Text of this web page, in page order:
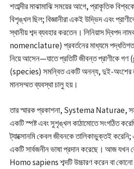
শতাব্দীর মাঝামাঝি সময়ের আগে, প্রাকৃতিক
বিশৃঙ্খল ছিল; বিজ্ঞানীরা একই উদ্ভিদ এবং
স্থানীয় শব্দ ব্যবহার করতেন। লিনিয়াস দ্বিপদ
nomenclature) প্রবর্তনের মাধ্যমে
নিয়ে আসেন—যাতে প্রতিটি জীবন্ত প্রাণীকে
(species) সমন্বিত একটি অনন্য, দুই-অংশের
মানসম্মত ব্যবস্থা চালু হয়।
তার স্মারক প্রকাশনা, Systema Naturae,
একটি স্পষ্ট এবং সুশৃঙ্খল কাঠামোতে সংগঠিত
ট্যাক্সোনমি কেবল জীবনকে তালিকাভুক্তই করেনি;
একটি সার্বজনীন ভাষা প্রদান করেছে। আজ
Homo sapiens শব্দটি উচ্চারণ করেন বা কোনো